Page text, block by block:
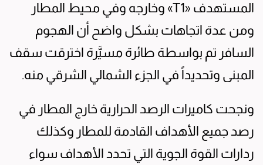
المستهدف «T1» وخارجه وفي محيط المطار
ومن عدة اتجاهات بشكل واضح أن الهجوم
السافر تم بواسطة طائرة مسيَّرة اخترقت سقف
المبنى وتحديداً في الجزء الشمالي الشرقي منه.
ونجحت كاميرات الرصد الحرارية خارج المطار في
رصد جميع الأهداف القادمة للمطار وكذلك
ردارات القوة الجوية التي تحدد الأهداف سواء